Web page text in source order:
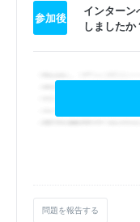
参加後
インター
しましたか
問題を報告する